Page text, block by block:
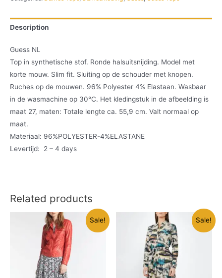
Description
Guess NL
Top in synthetische stof. Ronde halsuitsnijding. Model met
korte mouw. Slim fit. Sluiting op de schouder met knopen.
Ruches op de mouwen. 96% Polyester 4% Elastaan. Wasbaar
in de wasmachine op 30°C. Het kledingstuk in de afbeelding is
maat 27, maten: Totale lengte ca. 55,9 cm. Valt normaal op
maat.
Materiaal: 96%POLYESTER-4%ELASTANE
Levertijd: 2 – 4 days
Related products
Sale! Sale!